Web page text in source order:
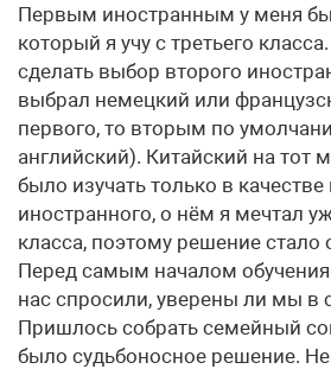
Первым иностранным у меня
который я учу с третьего
сделать выбор второго
выбрал немецкий или
первого, то вторым по
английский). Китайский на тот
было изучать только в качестве
иностранного, о нём я мечтал
класса, поэтому решение
Перед самым началом обучения
нас спросили, уверены ли мы в
Пришлось собрать семейный
было судьбоносное решение.